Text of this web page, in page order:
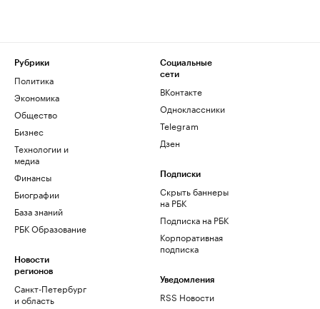
Рубрики
Политика
Экономика
Общество
Бизнес
Технологии и
медиа
Финансы
Биографии
База знаний
РБК Образование
Новости
регионов
Санкт-Петербург
и область
Социальные
сети
ВКонтакте
Одноклассники
Telegram
Дзен
Подписки
Скрыть баннеры
на РБК
Подписка на РБК
Корпоративная
подписка
Уведомления
RSS Новости